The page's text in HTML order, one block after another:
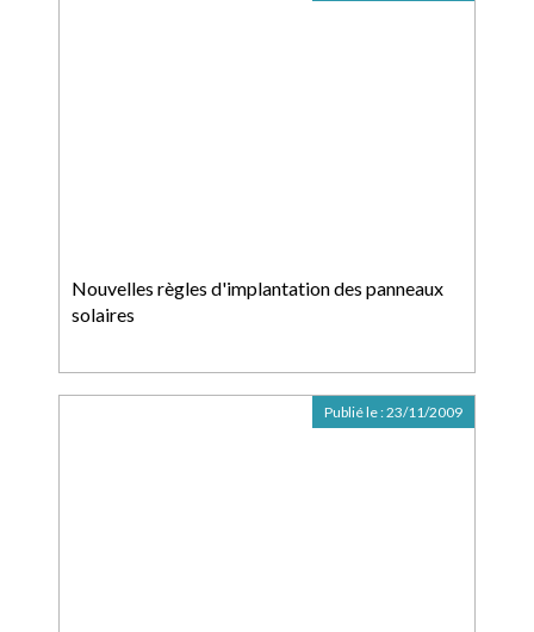
Nouvelles règles d'implantation des panneaux
solaires
Publié le :23/11/2009